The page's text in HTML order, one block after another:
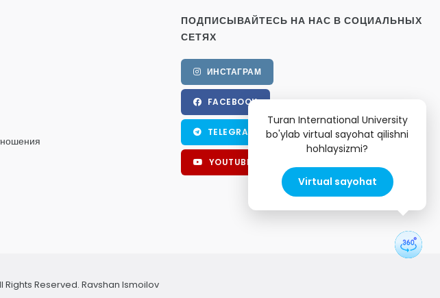
ПОДПИСЫВАЙТЕСЬ НА НАС В СОЦИАЛЬНЫХ
СЕТЯХ
ИНСТАГРАМ
FACEBOOK
TELEGRAM
YOUTUBE
Rights Reserved. Ravshan Ismoilov
Turan International University
bo'ylab virtual sayohat qilishni
hohlaysizmi?
Virtual sayohat